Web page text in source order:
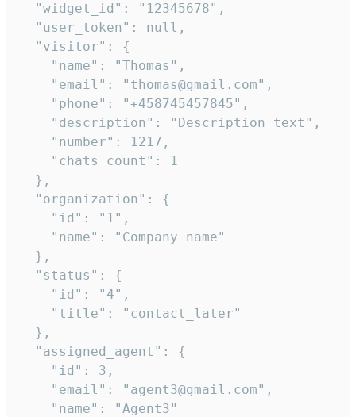
  "widget_id": "12345678",
  "user_token": null,
  "visitor": {
    "name": "Thomas",
    "email": "thomas@gmail.com",
    "phone": "+458745457845",
    "description": "Description text",
    "number": 1217,
    "chats_count": 1
  },
  "organization": {
    "id": "1",
    "name": "Company name"
  },
  "status": {
    "id": "4",
    "title": "contact_later"
  },
  "assigned_agent": {
    "id": 3,
    "email": "agent3@gmail.com",
    "name": "Agent3"